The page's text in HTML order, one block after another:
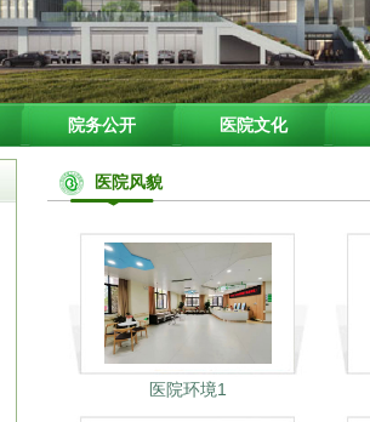
院务公开 医院文化
医院风貌
医院环境1